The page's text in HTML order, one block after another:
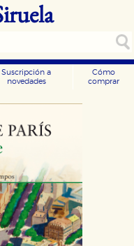
Suscripción a
novedades
Cómo
comprar